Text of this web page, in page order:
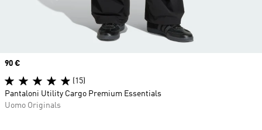
Price
90 €
(15)
Pantaloni Utility Cargo Premium Essentials
Uomo Originals